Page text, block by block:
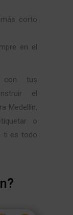
corto
en el
con tus
el
Medellín,
o
ti es todo